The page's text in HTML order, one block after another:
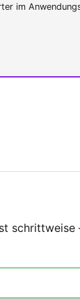
im
schrittweise